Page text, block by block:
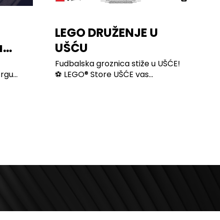
LEGO DRUŽENJE U
UŠĆU
Fudbalska groznica stiže u UŠĆE!
⚽ LEGO® Store UŠĆE vas...